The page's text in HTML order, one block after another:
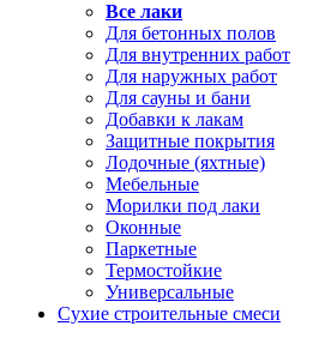
Все лаки
Для бетонных полов
Для внутренних работ
Для наружных работ
Для сауны и бани
Добавки к лакам
Защитные покрытия
Лодочные (яхтные)
Мебельные
Морилки под лаки
Оконные
Паркетные
Термостойкие
Универсальные
Сухие строительные смеси